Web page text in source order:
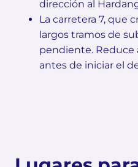
dirección al
La carretera 7, que
largos tramos de
pendiente. Reduce
antes de iniciar el